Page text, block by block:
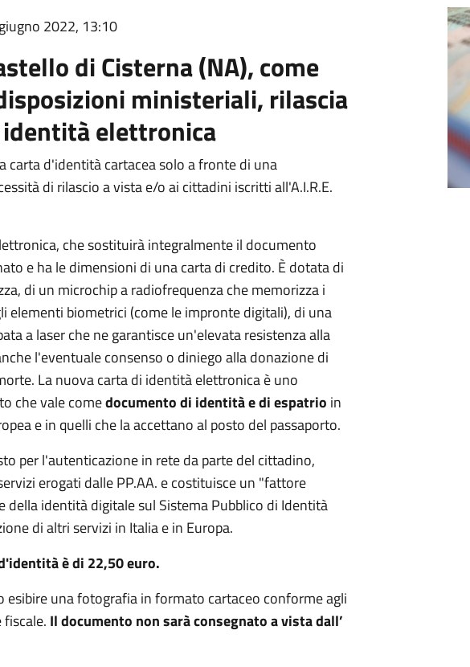
2022, 13:10
di Cisterna (NA),come
ministeriali, rilascia
elettronica
carta d'identità cartacea solo a fronte di una
di rilascio a vista e/o ai cittadini iscritti all'A.I.R.E.
che sostituirà integralmente il documento
e ha le dimensioni di una carta di credito. È dotata di
di un microchip a radiofrequenza che memorizza i
elementi biometrici (come le impronte digitali), di una
a laser che ne garantisce un'elevata resistenza alla
l'eventuale consenso o diniego alla donazione di
La nuova carta di identità elettronica è uno
che vale comedocumento di identità e di espatrio in
e in quelli che la accettano al posto del passaporto.
per l'autenticazione in rete da parte del cittadino,
erogati dalle PP.AA. e costituisce un "fattore
della identità digitale sul Sistema Pubblico di Identità
di altri servizi in Italia e in Europa.
è di 22,50 euro.
esibire una fotografia in formato cartaceo conforme agli
fiscale. Il documento non sarà consegnato a vista dall’